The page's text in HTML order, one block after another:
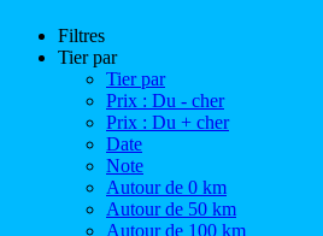
Filtres
Tier par
Tier par
Prix : Du - cher
Prix : Du + cher
Date
Note
Autour de 0 km
Autour de 50 km
Autour de 100 km